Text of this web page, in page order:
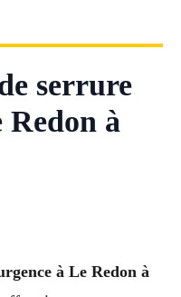
serrure
Redon à
à Le Redon à